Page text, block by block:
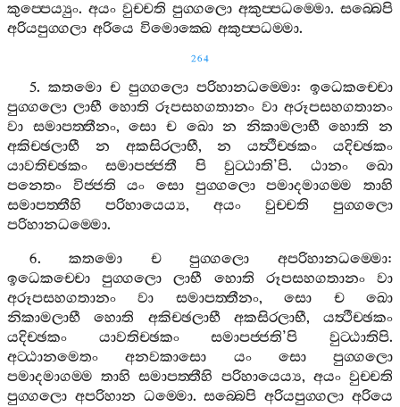
කුප‍්පෙය්‍යුං. අයං වුච‍්චති පුග‍්ගලො අකුප‍්පධම‍්මො. සබ‍්බෙපි
අරියපුග‍්ගලා අරියෙ විමොක‍්ඛෙ අකුප‍්පධම‍්මා.
264
5. කතමො ච පුග‍්ගලො පරිහානධම‍්මො:ඉධෙකච‍්චො
පුග‍්ගලො ලාභී හොති රූපසහගතානං වා අරූපසහගතානං
වා සමාපත‍්තීනං,සො ච ඛො න නිකාමලාභී හොති
න
අකිච‍්ඡලාභී
න අකසිරලාභී,න යත්‍ථීච‍්ඡකං
යදිච‍්ඡකං
යාවතිච‍්ඡකං
සමාපජ‍්ජතී පි වුට‍්ඨාති’පි. ඨානං
ඛො
පනෙතං
විජ‍්ජති යං සො පුග‍්ගලො පමාදමාගම‍්ම
තාහි
සමාපත‍්තීහි
පරිහායෙය්‍ය, අයං වුච‍්චති
පුග‍්ගලො
පරිහානධම‍්මො.
6.කතමො ච පුග‍්ගලො අපරිහානධම‍්මො:
ඉධෙකච‍්චො
පුග‍්ගලො ලාභී හොති රූපසහගතානං
වා
අරූපසහගතානං
වා සමාපත‍්තීනං,සො ච
ඛො
නිකාමලාභී
හොති අකිච‍්ඡලාභී අකසිරලාභී, යත්‍ථීච‍්ඡකං
යදිච‍්ඡකං
යාවතිච‍්ඡකං සමාපජ‍්ජති’පි වුට‍්ඨාතිපි.
අට‍්ඨානමෙතං
අනවකාසො යං සො
පුග‍්ගලො
පමාදමාගම‍්ම තාහි සමාපත‍්තීහි පරිහායෙය්‍ය, අයං වුච‍්චති
පුග‍්ගලො අපරිහාන ධම‍්මො.සබ‍්බෙපි අරියපුග‍්ගලා අරියෙ